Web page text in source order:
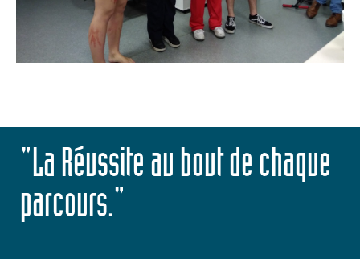
"La Réussite au bout de chaque
parcours."